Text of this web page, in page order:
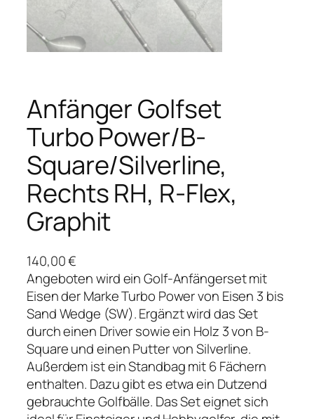
Anfänger Golfset
Turbo Power/B-
Square/Silverline,
Rechts RH, R-Flex,
Graphit
140,00€
Angeboten wird ein Golf-Anfängerset mit
Eisen der Marke Turbo Power von Eisen 3 bis
Sand Wedge (SW). Ergänzt wird das Set
durch einen Driver sowie ein Holz 3 von B-
Square und einen Putter von Silverline.
Außerdem ist ein Standbag mit 6 Fächern
enthalten. Dazu gibt es etwa ein Dutzend
gebrauchte Golfbälle. Das Set eignet sich